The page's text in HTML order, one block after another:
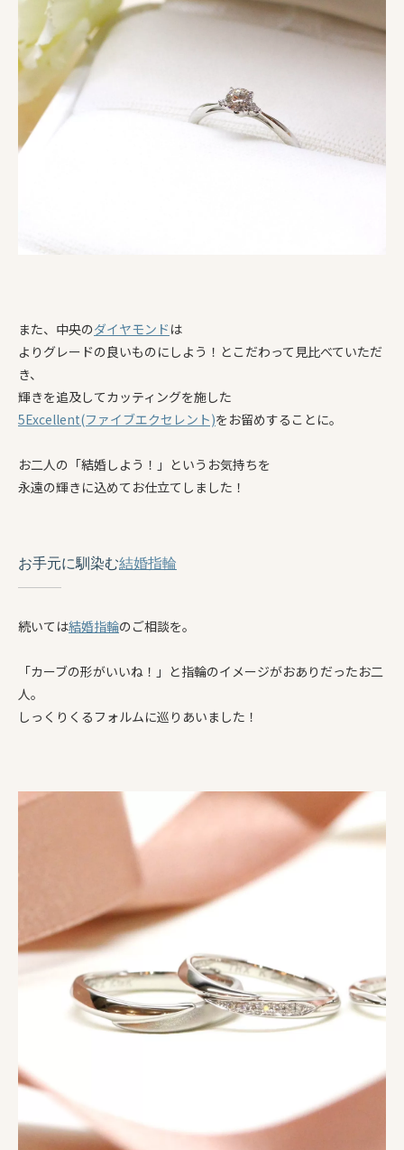
また、中央のダイヤモンド は
よりグレードの良いものにしよう！とこだわって見比べていただ
き、
輝きを追及してカッティングを施した
5Excellent(ファイブエクセレント)をお留めすることに。
お二人の「結婚しよう！」というお気持ちを
永遠の輝きに込めてお仕立てしました！
お手元に馴染む結婚指輪
続いては結婚指輪のご相談を。
「カーブの形がいいね！」と指輪のイメージがおありだったお二
人。
しっくりくるフォルムに巡りあいました！